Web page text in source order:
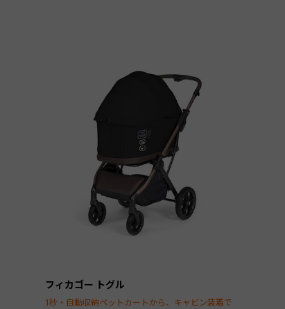
フィカゴー トグル
1秒・自動収納ペットカートから、キャビン装着で